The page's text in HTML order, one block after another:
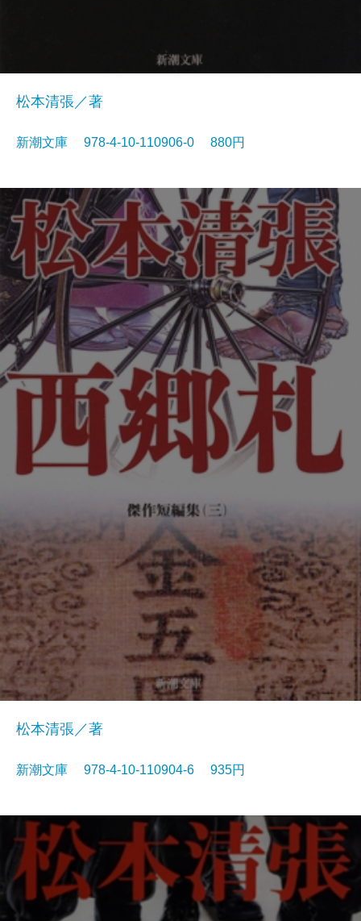
松本清張／著
新潮文庫 978-4-10-110906-0 880円
松本清張／著
新潮文庫 978-4-10-110904-6 935円